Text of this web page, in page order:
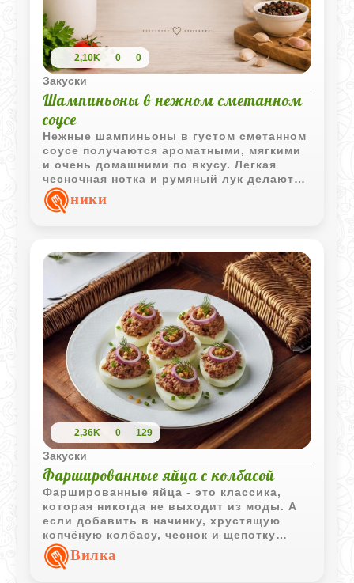
2,10K 0 0
Закуски
Шампиньоны в нежном сметанном
соусе
Нежные шампиньоны в густом сметанном
соусе получаются ароматными, мягкими
и очень домашними по вкусу. Легкая
чесночная нотка и румяный лук делают
блюдо особенно уютным и насыщенным.
ники
2,36K 0 129
Закуски
Фаршированные яйца с колбасой
Фаршированные яйца - это классика,
которая никогда не выходит из моды. А
если добавить в начинку, хрустящую
копчёную колбасу, чеснок и щепотку
специй, то привычная закуска
превращается в яркое и ароматное
Вилка